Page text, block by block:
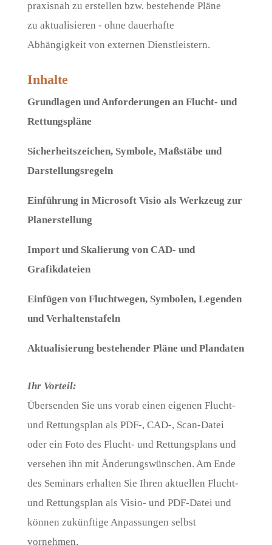
praxisnah zu erstellen bzw. bestehende Pläne
zu aktualisieren - ohne dauerhafte
Abhängigkeit von externen Dienstleistern.
Inhalte
Grundlagen und Anforderungen an Flucht- und
Rettungspläne
Sicherheitszeichen, Symbole, Maßstäbe und
Darstellungsregeln
Einführung in Microsoft Visio als Werkzeug zur
Planerstellung
Import und Skalierung von CAD- und
Grafikdateien
Einfügen von Fluchtwegen, Symbolen, Legenden
und Verhaltenstafeln
Aktualisierung bestehender Pläne und Plandaten
Ihr Vorteil:
Übersenden Sie uns vorab einen eigenen Flucht-
und Rettungsplan als PDF-, CAD-, Scan-Datei
oder ein Foto des Flucht- und Rettungsplans und
versehen ihn mit Änderungswünschen. Am Ende
des Seminars erhalten Sie Ihren aktuellen Flucht-
und Rettungsplan als Visio- und PDF-Datei und
können zukünftige Anpassungen selbst
vornehmen.